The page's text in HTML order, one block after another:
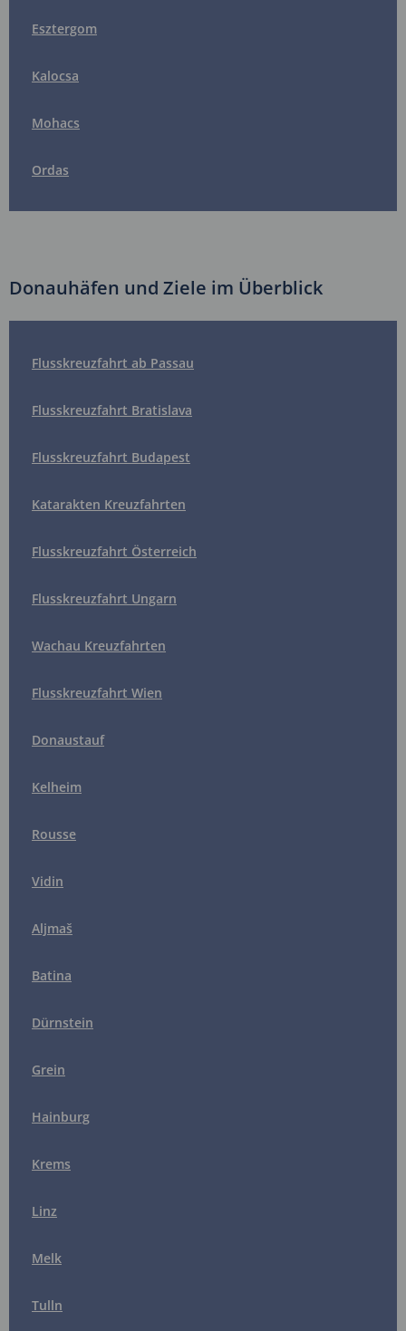
Esztergom
Kalocsa
Mohacs
Ordas
Donauhäfen und Ziele im Überblick
Flusskreuzfahrt ab Passau
Flusskreuzfahrt Bratislava
Flusskreuzfahrt Budapest
Katarakten Kreuzfahrten
Flusskreuzfahrt Österreich
Flusskreuzfahrt Ungarn
Wachau Kreuzfahrten
Flusskreuzfahrt Wien
Donaustauf
Kelheim
Rousse
Vidin
Aljmaš
Batina
Dürnstein
Grein
Hainburg
Krems
Linz
Melk
Tulln